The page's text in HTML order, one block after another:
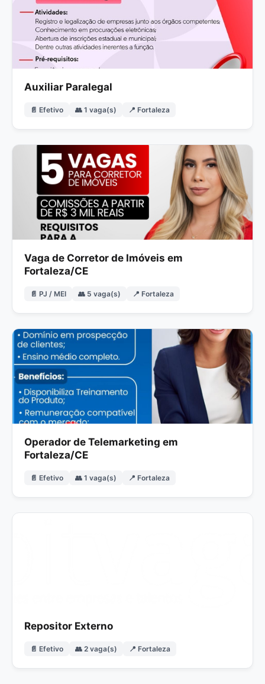
Auxiliar Paralegal
📄 Efetivo 👥 1 vaga(s) 📍 Fortaleza
Vaga de Corretor de Imóveis em
Fortaleza/CE
📄 PJ / MEI 👥 5 vaga(s) 📍 Fortaleza
Operador de Telemarketing em
Fortaleza/CE
📄 Efetivo 👥 1 vaga(s) 📍 Fortaleza
Repositor Externo
📄 Efetivo 👥 2 vaga(s) 📍 Fortaleza